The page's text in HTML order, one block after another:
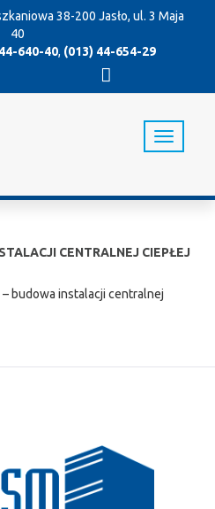
38-200 Jasło, ul. 3 Maja
40
640-40, (013) 44-654-29
T
o
i
CENTRALNEJ CIEPŁEJ
– budowa instalacji centralnej